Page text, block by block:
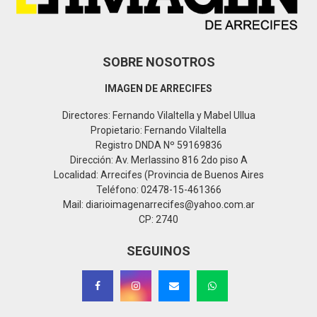
SOBRE NOSOTROS
IMAGEN DE ARRECIFES
Directores: Fernando Vilaltella y Mabel Ullua
Propietario: Fernando Vilaltella
Registro DNDA Nº 59169836
Dirección: Av. Merlassino 816 2do piso A
Localidad: Arrecifes (Provincia de Buenos Aires
Teléfono: 02478-15-461366
Mail: diarioimagenarrecifes@yahoo.com.ar
CP: 2740
SEGUINOS